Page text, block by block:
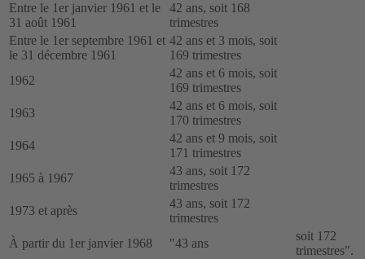
Entre le 1er janvier 1961 et le
31 août 1961
42 ans, soit 168
trimestres
Entre le 1er septembre 1961 et
le 31 décembre 1961
42 ans et 3 mois, soit
169 trimestres
1962
42 ans et 6 mois, soit
169 trimestres
1963
42 ans et 6 mois, soit
170 trimestres
1964
42 ans et 9 mois, soit
171 trimestres
1965 à 1967
43 ans, soit 172
trimestres
1973 et après
43 ans, soit 172
trimestres
À partir du 1er janvier 1968
"43 ans
soit 172
trimestres".